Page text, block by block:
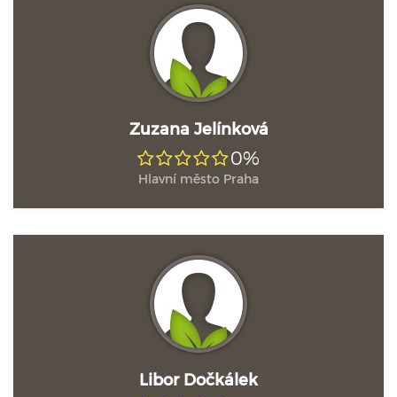
Zuzana Jelínková
0%
Hlavní město Praha
Libor Dočkálek